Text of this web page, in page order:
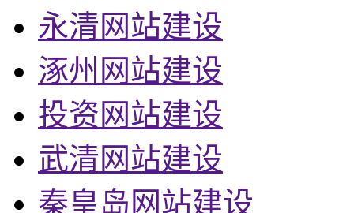
永清网站建设
涿州网站建设
投资网站建设
武清网站建设
秦皇岛网站建设